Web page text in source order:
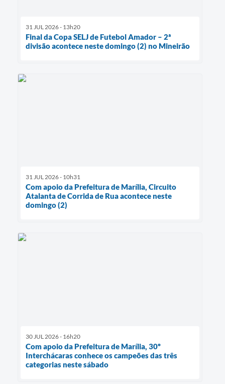
31 JUL 2026 - 13h20
Final da Copa SELJ de Futebol Amador – 2ª
divisão acontece neste domingo (2) no Mineirão
31 JUL 2026 - 10h31
Com apoio da Prefeitura de Marília, Circuito
Atalanta de Corrida de Rua acontece neste
domingo (2)
30 JUL 2026 - 16h20
Com apoio da Prefeitura de Marília, 30º
Interchácaras conhece os campeões das três
categorias neste sábado